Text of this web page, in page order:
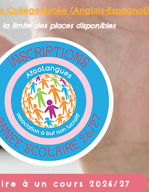
Collège/Lycée (Anglais-Espagnol)
limite des places disponibles
à un cours 2026/27